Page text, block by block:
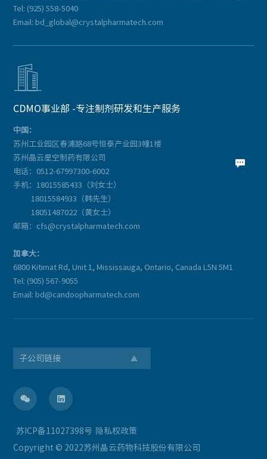

Tel: (925) 558-5040
Email: bd_global@crystalpharmatech.com

CDMO事业部 -专注制剂研发和生产服务
中国：
苏州工业园区春浦路68号恒泰产业园3幢1楼
苏州晶云星空制药有限公司
电话：0512-67997300-6002
手机：18015585433（刘女士）
18015584933（韩先生）
18051487022（黄女士）
邮箱：cfs@crystalpharmatech.com
加拿大：
6800 Kitimat Rd, Unit 1, Mississauga, Ontario, Canada L5N 5M1
Tel: (905) 567-9055
Email: bd@candoopharmatech.com
子公司链接
 
苏ICP备11027398号
隐私权政策
Copyright © 2022苏州晶云药物科技股份有限公司